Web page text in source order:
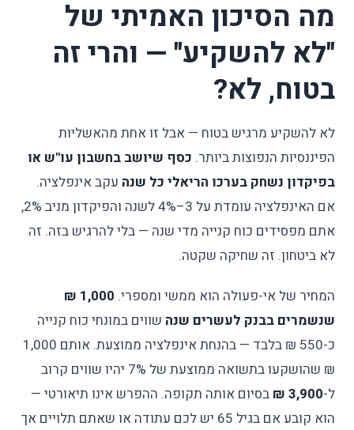
מה הסיכון האמיתי של
"לא להשקיע" — והרי זה
בטוח, לא?
לא להשקיע מרגיש בטוח — אבל זו אחת מהאשליות
הפיננסיות הנפוצות ביותר. כסף שיושב בחשבון עו"ש או
בפיקדון נשחק בערכו הריאלי כל שנה עקב אינפלציה.
אם האינפלציה עומדת על 3–4% לשנה והפיקדון מניב 2%,
אתם מפסידים כוח קנייה מדי שנה — בלי להרגיש בזה. זה
לא ביטחון. זה שחיקה שקטה.
המחיר של אי-פעולה הוא ממשי ומספרי.
1,000 ₪
שנשמרים בבנק לעשרים שנה שווים במונחי כוח קנייה
כ-550 ₪ בלבד — בהנחת אינפלציה ממוצעת. אותם 1,000
₪ שהושקעו בתשואה ממוצעת של 7% יהיו שווים קרוב
ל-3,900 ₪
בסיום אותה תקופה. ההפרש אינו תיאורטי —
הוא קובע אם בגיל 65 יש לכם עתודה או שאתם תלויים אך